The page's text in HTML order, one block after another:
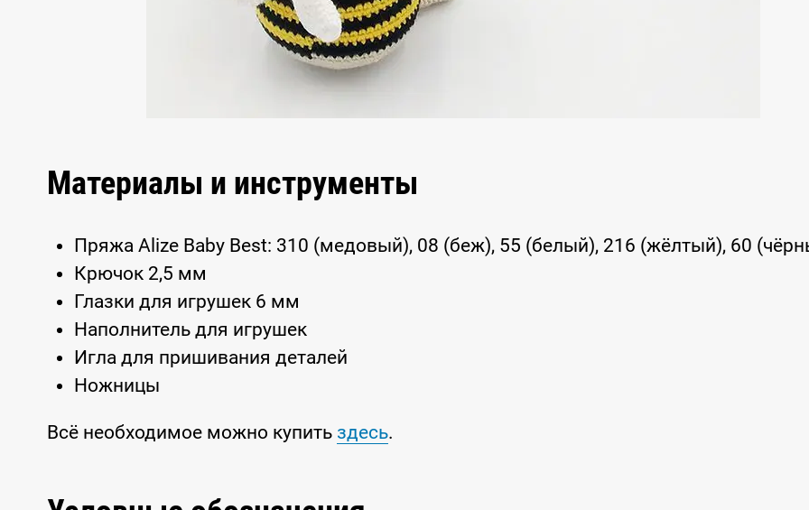
Материалы и инструменты
Пряжа Alize Baby Best: 310 (медовый), 08 (беж), 55 (белый), 216 (жёлтый), 60
Крючок 2,5 мм
Глазки для игрушек 6 мм
Наполнитель для игрушек
Игла для пришивания деталей
Ножницы
Всё необходимое можно купить здесь.